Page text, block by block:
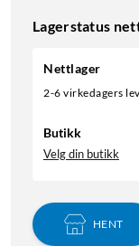
Lagerstatus
Nettlager
2-6 virkedagers
Butikk
Velg din butikk
HENT